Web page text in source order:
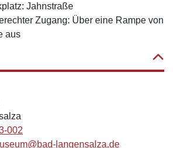
Jahnstraße
Zugang: Über eine Rampe von
aus
002
langensalza.de